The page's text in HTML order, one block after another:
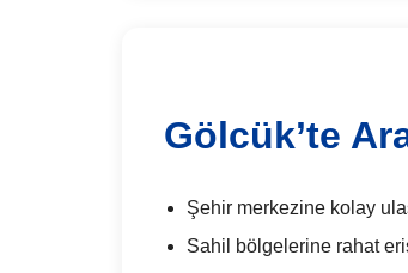
Gölcük’te
Şehir merkezine kolay
Sahil bölgelerine rahat